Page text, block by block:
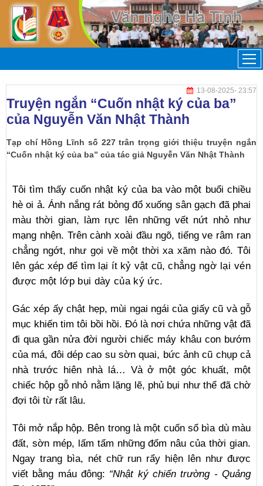
13-08-2025- 23:57
Truyện ngắn “Cuốn nhật ký của ba”
của Nguyễn Văn Nhật Thành
Tạp chí Hồng Lĩnh số 227 trân trọng giới thiệu truyện ngắn
“Cuốn nhật ký của ba” của tác giả Nguyễn Văn Nhật Thành
Tôi tìm thấy cuốn nhật ký của ba vào một buổi chiều
hè oi ả. Ánh nắng rát bỏng đổ xuống sân gạch đã phai
màu thời gian, làm rực lên những vết nứt nhỏ như
mạng nhện. Trên cành xoài đầu ngõ, tiếng ve râm ran
chẳng ngớt, như gọi về một thời xa xăm nào đó. Tôi
lên gác xép để tìm lại ít kỷ vật cũ,chẳng ngờ lại vén
được một lớp bụi dày của ký ức.
Gác xép ấy chật hẹp, mùi ngai ngái của giấy cũ và gỗ
mục khiến tim tôi bồi hồi. Đó là nơi chứa những vật đã
đi qua gần nửa đời người chiếc máy khâu con bướm
của má, đôi dép cao su sờn quai, bức ảnh cũ chụp cả
nhà trước hiên nhà lá… Và ở một góc khuất, một
chiếc hộp gỗ nhỏ nằm lặng lẽ, phủ bụi như thể đã chờ
đợi tôi từ rất lâu.
Tôi mở nắp hộp. Bên trong là một cuốn sổ bìa dù màu
đất, sờn mép, lấm tấm những đốm nâu của thời gian.
Ngay trang bìa, nét chữ run rẩy hiện lên như được
viết bằng máu đông: “Nhật ký chiến trường - Quảng